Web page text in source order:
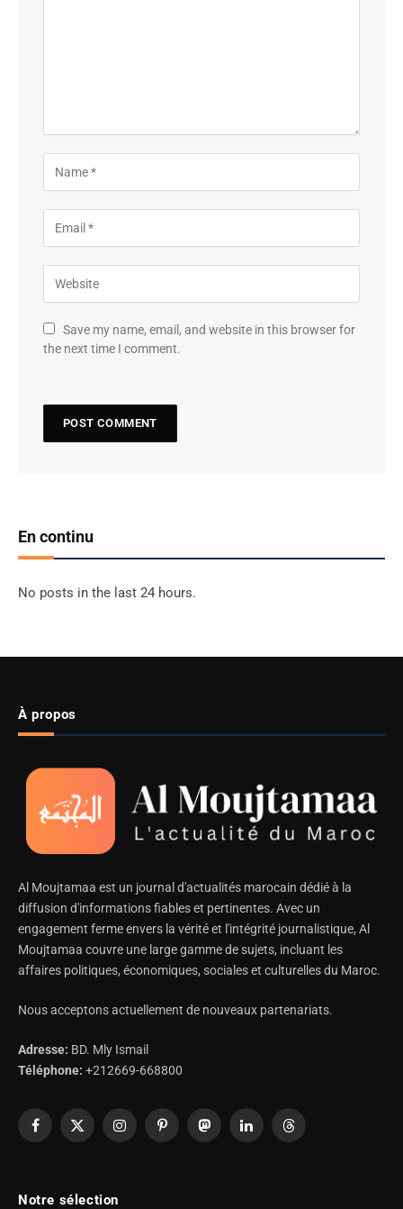
Save my name, email, and website in this browser for
the next time I comment.
En continu
No posts in the last 24 hours.
À propos
Al Moujtamaa est un journal d'actualités marocain dédié à la
diffusion d'informations fiables et pertinentes. Avec un
engagement ferme envers la vérité et l'intégrité journalistique, Al
Moujtamaa couvre une large gamme de sujets, incluant les
affaires politiques, économiques, sociales et culturelles du Maroc.
Nous acceptons actuellement de nouveaux partenariats.
Adresse: BD. Mly Ismail
Téléphone: +212669-668800
Facebook
X
InstagramPinterestMastodonLinkedInThreads
Notre sélection